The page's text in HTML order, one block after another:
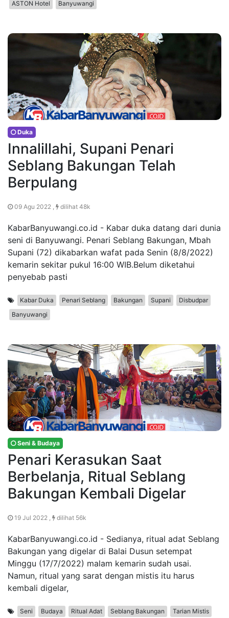
ASTON Hotel
Banyuwangi
Duka
Innalillahi, Supani Penari
Seblang Bakungan Telah
Berpulang
09 Agu 2022 , dilihat 48k
KabarBanyuwangi.co.id - Kabar duka datang dari dunia
seni di Banyuwangi. Penari Seblang Bakungan, Mbah
Supani (72) dikabarkan wafat pada Senin (8/8/2022)
kemarin sekitar pukul 16:00 WIB.Belum diketahui
penyebab pasti
Kabar Duka Penari Seblang Bakungan Supani
Disbudpar
Banyuwangi
Seni & Budaya
Penari Kerasukan Saat
Berbelanja, Ritual Seblang
Bakungan Kembali Digelar
19 Jul 2022 , dilihat 56k
KabarBanyuwangi.co.id - Sedianya, ritual adat Seblang
Bakungan yang digelar di Balai Dusun setempat
Minggu (17/7/2022) malam kemarin sudah usai.
Namun, ritual yang sarat dengan mistis itu harus
kembali digelar,
Seni Budaya Ritual Adat Seblang Bakungan Tarian Mistis